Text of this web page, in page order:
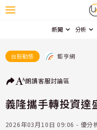
新聞 分析
台股動態 鉅亨網
朗讀客服討論區
義隆攜手轉投資達
2026年03月10日 09:06 - 優分